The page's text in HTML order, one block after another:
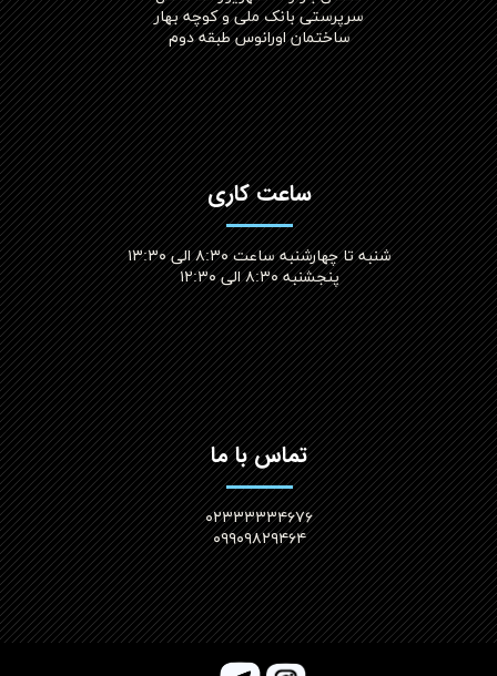
سرپرستی بانک ملی و کوچه بهار
ساختمان اورانوس طبقه دوم
ساعت کاری
شنبه تا چهارشنبه ساعت ۸:۳۰ الی ۱۳:۳۰
پنجشنبه ۸:۳۰ الی ۱۲:۳۰​​​​​​​
تماس با ما
۰۲۳۳۳۳۳۴۶۷۶
۰۹۹۰۹۸۲۹۴۶۴